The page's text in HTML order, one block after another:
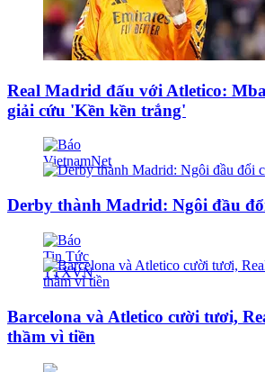
Real Madrid đấu với Atletico:
giải cứu 'Kền kền trắng'
Derby thành Madrid: Ngôi đầu
Barcelona và Atletico cười tươi,
thầm vì tiền